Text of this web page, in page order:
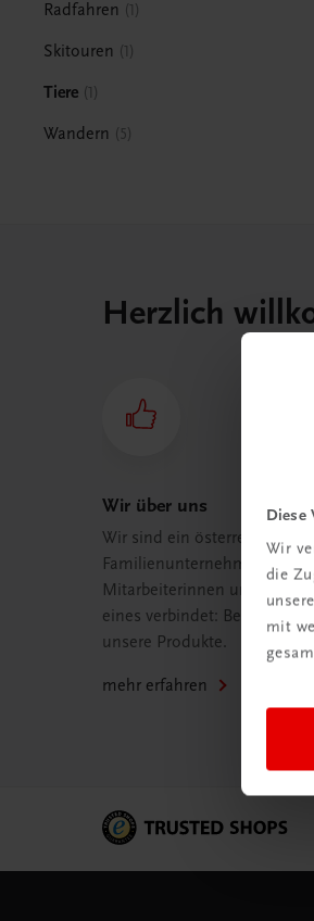
Diese
Wir
die
mit
Radfahren 1
Skitouren 1
Tiere 1
Wandern 5
Herzlich
Wir über uns
Wir sind ein österreichisches
Familienunternehmen mit 75
Mitarbeiterinnen und
eines verbindet:
unsere Produkte.
mehr erfahren